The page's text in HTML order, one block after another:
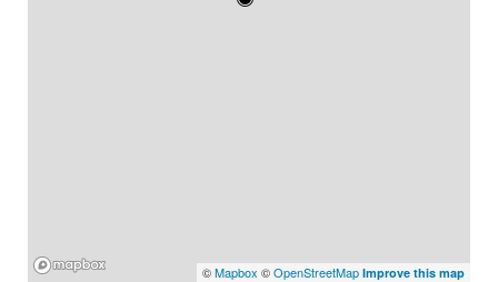
©Mapbox ©OpenStreetMap Improve this map